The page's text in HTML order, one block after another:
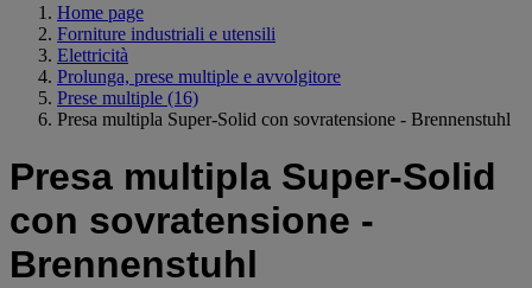
Home page
Forniture industriali e utensili
Elettricità
Prolunga, prese multiple e avvolgitore
Prese multiple (16)
Presa multipla Super-Solid con sovratensione - Brennenstuhl
Presa multipla Super-Solid
con sovratensione -
Brennenstuhl